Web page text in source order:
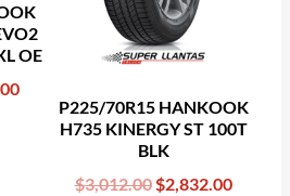
OE
Current
P225/70R15 HANKOOK
H735 KINERGY ST 100T
BLK
$3,012.00 Original
$2,832.00